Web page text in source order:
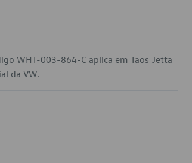
WHT-003-864-C aplica em Taos Jetta
da VW.